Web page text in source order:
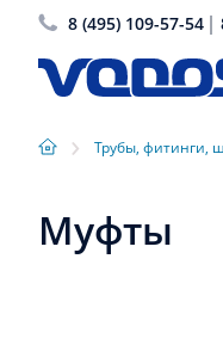
8 (495) 109-57-54
› Трубы, фитинги,
Муфты